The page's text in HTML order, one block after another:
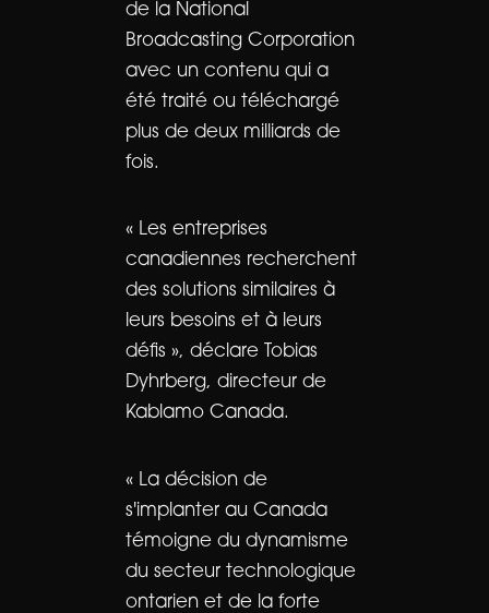
de la National
Broadcasting Corporation
avec un contenu qui a
été traité ou téléchargé
plus de deux milliards de
fois.
« Les entreprises
canadiennes recherchent
des solutions similaires à
leurs besoins et à leurs
défis », déclare Tobias
Dyhrberg, directeur de
Kablamo Canada.
« La décision de
s'implanter au Canada
témoigne du dynamisme
du secteur technologique
ontarien et de la forte